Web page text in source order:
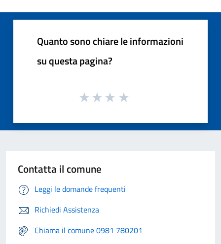
Quanto sono chiare le informazioni
su questa pagina?
Contatta il comune
Leggi le domande frequenti
Richiedi Assistenza
Chiama il comune 0981 780201